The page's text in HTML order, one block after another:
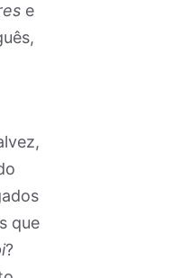
e
que
?